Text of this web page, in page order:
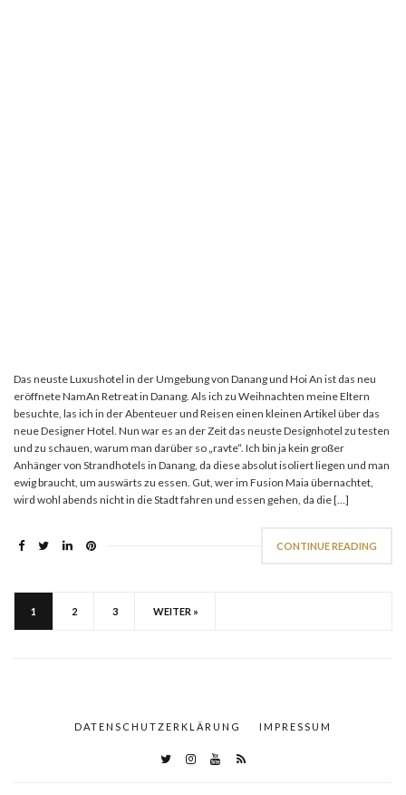
Das neuste Luxushotel in der Umgebung von Danang und Hoi An ist das neu
eröffnete NamAn Retreat in Danang. Als ich zu Weihnachten meine Eltern
besuchte, las ich in der Abenteuer und Reisen einen kleinen Artikel über das
neue Designer Hotel. Nun war es an der Zeit das neuste Designhotel zu testen
und zu schauen, warum man darüber so „ravte“. Ich bin ja kein großer
Anhänger von Strandhotels in Danang, da diese absolut isoliert liegen und man
ewig braucht, um auswärts zu essen. Gut, wer im Fusion Maia übernachtet,
wird wohl abends nicht in die Stadt fahren und essen gehen, da die […]
CONTINUE READING
1 2 3 WEITER »
DATENSCHUTZERKLÄRUNG IMPRESSUM